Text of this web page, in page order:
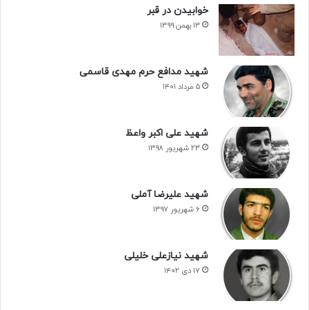
خوابیدن در قبر
۱۳ بهمن ۱۳۹۹
شهید مدافع حرم مهدی قاسمی
۵ مرداد ۱۴۰۱
شهید علی اکبر واعظ
۲۳ شهریور ۱۳۹۸
شهید علیرضا آملی
۶ شهریور ۱۳۹۷
شهید نیازعلی خلیلی
۱۷ دی ۱۴۰۲